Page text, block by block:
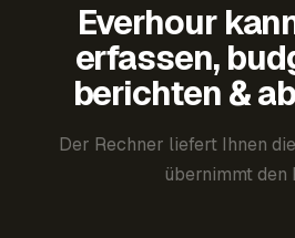
Everhour
erfassen,
berichten &
Der Rechner liefert Ihnen
übernimmt den